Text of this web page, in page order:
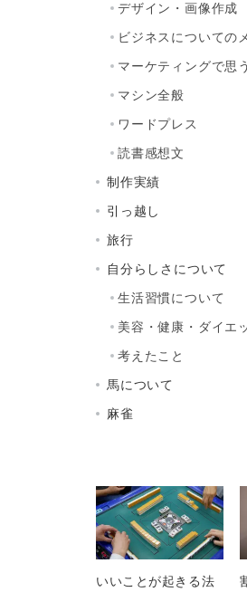
デザイン・画像作成
ビジネスについての
マーケティングで思
マシン全般
ワードプレス
読書感想文
制作実績
引っ越し
旅行
自分らしさについて
生活習慣について
美容・健康・ダイエ
考えたこと
馬について
麻雀
いいことが起きる法